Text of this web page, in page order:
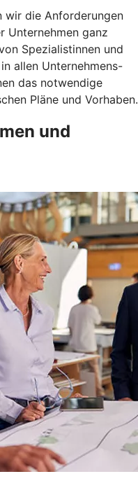
wir die Anforderungen
Unternehmen ganz
Spezialistinnen und
allen Unternehmens-
das notwendige
Pläne und Vorhaben.
und